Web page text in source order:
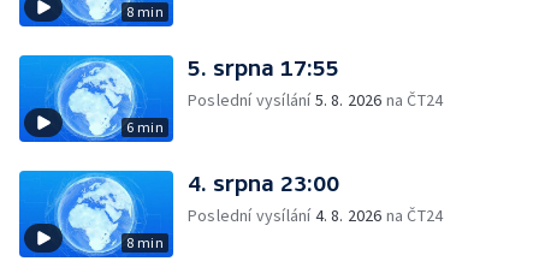
8 min
6 min
5. srpna 17:55
Poslední vysílání5. 8. 2026 na ČT24
8 min
4. srpna 23:00
Poslední vysílání4. 8. 2026 na ČT24